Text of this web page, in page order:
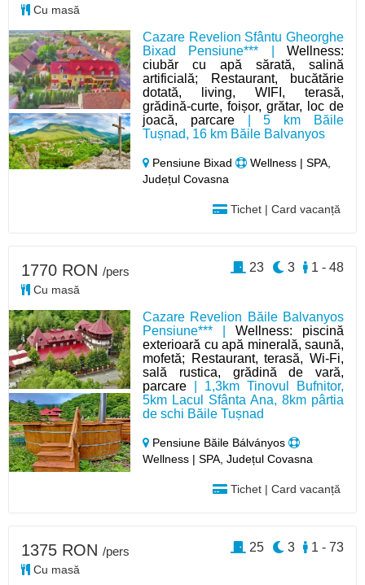
Cazare Revelion Sfântu Gheorghe
Bixad Pensiune*** | Wellness:
ciubăr cu apă sărată, salină
artificială; Restaurant, bucătărie
dotată, living, WIFI, terasă,
grădină-curte, foișor, grătar, loc de
joacă, parcare| 5 km Băile
Tușnad, 16 km Băile Balvanyos
Pensiune Bixad
Wellness | SPA,
Județul Covasna
Tichet | Card vacanță
Cu masă
Cazare Revelion Băile Balvanyos
Pensiune*** |Wellness: piscină
exterioară cu apă minerală, saună,
mofetă; Restaurant, terasă, Wi-Fi,
sală rustica, grădină de vară,
parcare | 1,3km Tinovul Bufnitor,
5km Lacul Sfânta Ana, 8km pârtia
de schi Băile Tușnad
Pensiune Băile Bálványos
Wellness | SPA, Județul Covasna
Tichet | Card vacanță
1770 RON /pers
Cu masă
1 - 48
3
23
1375 RON /pers
Cu masă
1 - 73
3
25